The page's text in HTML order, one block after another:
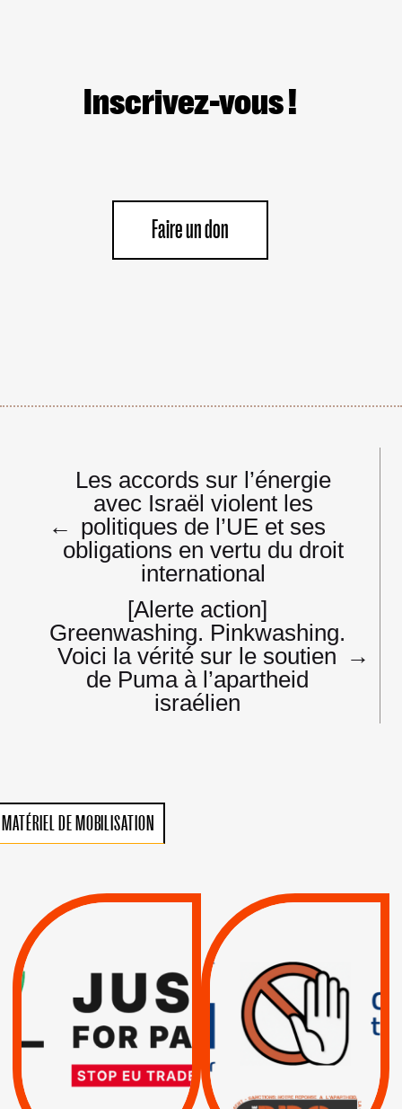
Inscrivez-vous !
Faire un don
Navigation
l’article
←
Les accords sur l’énergie
avec Israël violent les
politiques de l’UE et ses
obligations en vertu du droit
international
[Alerte action]
Greenwashing. Pinkwashing.
Voici la vérité sur le soutien
de Puma à l’apartheid
israélien
→
MATÉRIEL DE MOBILISATION
VIOLATIONS DES
SUSPENSION
TOTALE DE
L’ACCORD
D’ASSOCIATION UE-
ISRAËL
RESPECT DU DROIT
INTERNATIONAL ?
TRUMP, MACRON :
MÊME COMBAT
| Actus |
| Boycott militaire |